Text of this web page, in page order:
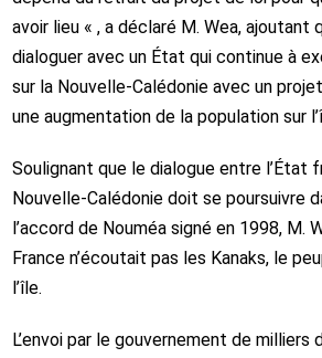
avoir lieu « , a déclaré M. Wea, ajoutant
dialoguer avec un État qui continue à
sur la Nouvelle-Calédonie avec un
une augmentation de la population sur
Soulignant que le dialogue entre l’État
Nouvelle-Calédonie doit se poursuivre
l’accord de Nouméa signé en 1998, M.
France n’écoutait pas les Kanaks, le
l’île.
L’envoi par le gouvernement de